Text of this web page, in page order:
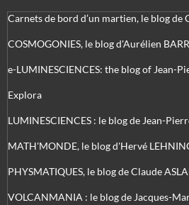
Carnets de bord d’un martien, le blog de
COSMOGONIES, le blog d'Aurélien
e-LUMINESCIENCES: the blog of Jean-
Explora
LUMINESCIENCES : le blog de Jean-
MATH'MONDE, le blog d'Hervé
PHYSMATIQUES, le blog de Claude
VOLCANMANIA : le blog de Jacques-